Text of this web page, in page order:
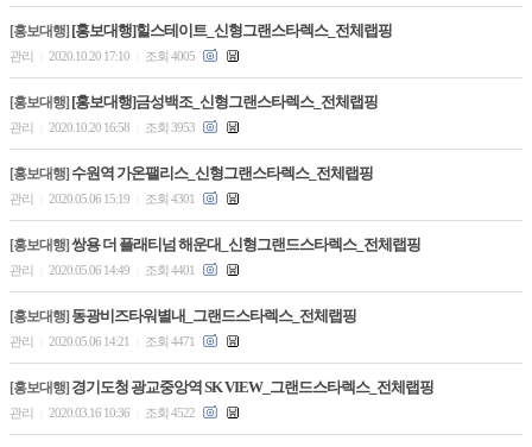
[홍보대행] [홍보대행]힐스테이트_신형그랜스타렉스_전체랩핑
관리 2020.10.20 17:10 조회 4005
[홍보대행] [홍보대행]금성백조_신형그랜스타렉스_전체랩핑
관리 2020.10.20 16:58 조회 3953
[홍보대행] 수원역 가온팰리스_신형그랜스타렉스_전체랩핑
관리 2020.05.06 15:19 조회 4301
[홍보대행]쌍용 더 플래티넘 해운대_신형그랜드스타렉스_전체랩핑
관리 2020.05.06 14:49 조회 4401
[홍보대행] 동광비즈타워별내_그랜드스타렉스_전체랩핑
관리 2020.05.06 14:21 조회 4471
[홍보대행] 경기도청 광교중앙역 SK VIEW_그랜드스타렉스_전체랩핑
관리 2020.03.16 10:36 조회 4522